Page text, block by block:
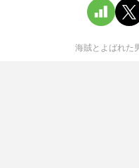
海賊とよばれた